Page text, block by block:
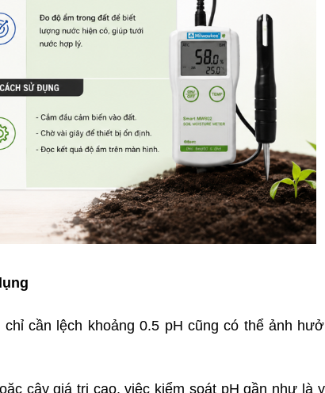
cần lệch khoảng 0.5 pH cũng có thể ảnh
cây giá trị cao, việc kiểm soát pH gần như là